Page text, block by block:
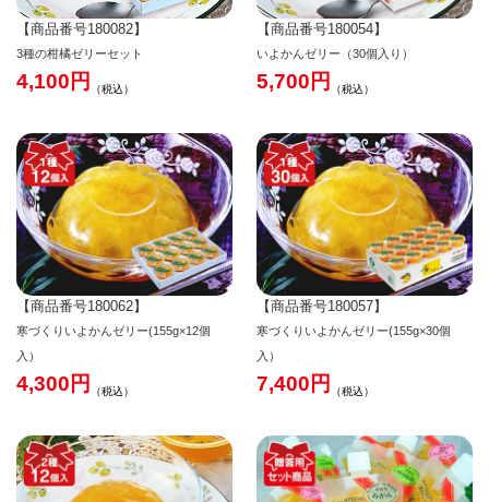
【商品番号180082】
3種の柑橘ゼリーセット
4,100 税込
【商品番号180054】
いよかんゼリー（30個入り）
5,700 税込
【商品番号180062】
寒づくりいよかんゼリー(155g×12個
入）
4,300 税込
【商品番号180057】
寒づくりいよかんゼリー(155g×30個
入）
7,400 税込